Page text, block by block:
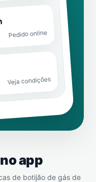
Pedido online
Veja condições
app
de botijão de gás de